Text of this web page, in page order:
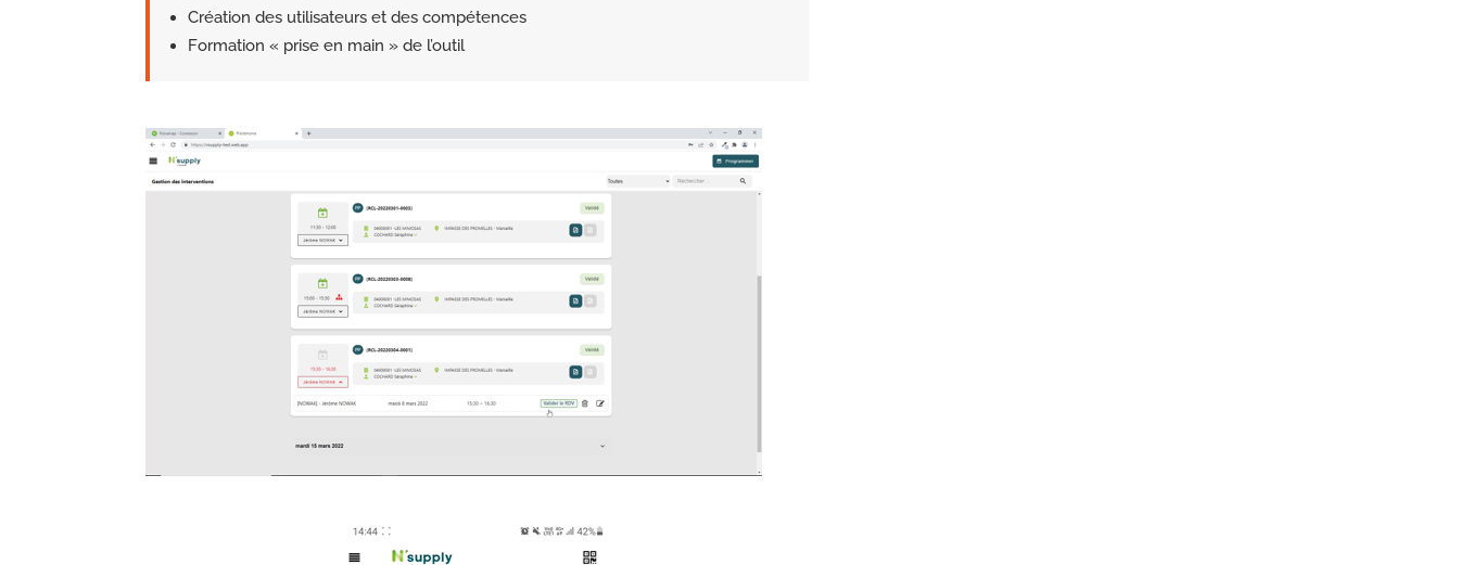
Création des utilisateurs et des compétences
Formation « prise en main » de l’outil